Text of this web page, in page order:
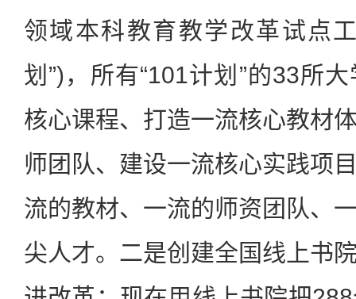
领域本科教育教学改革试点
划”)，所有“101计划”的33所
核心课程、打造一流核心教材
师团队、建设一流核心实践项
流的教材、一流的师资团队、
尖人才。二是创建全国线上书